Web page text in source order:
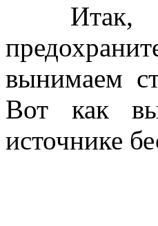
Итак,
вынимаем
Вот как
источнике